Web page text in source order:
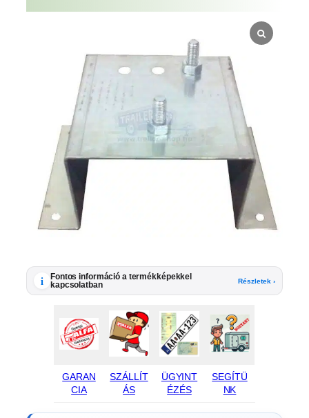
i
Fontos információ a termékképekkel
kapcsolatban
Részletek ›
GARAN
CIA
SZÁLLÍT
ÁS
ÜGYINT
ÉZÉS
SEGÍTÜ
NK